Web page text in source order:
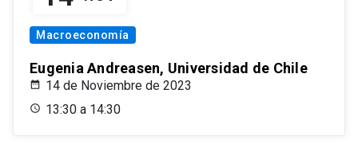
Macroeconomía
Eugenia Andreasen, Universidad de Chile
14 de Noviembre de 2023
13:30 a 14:30